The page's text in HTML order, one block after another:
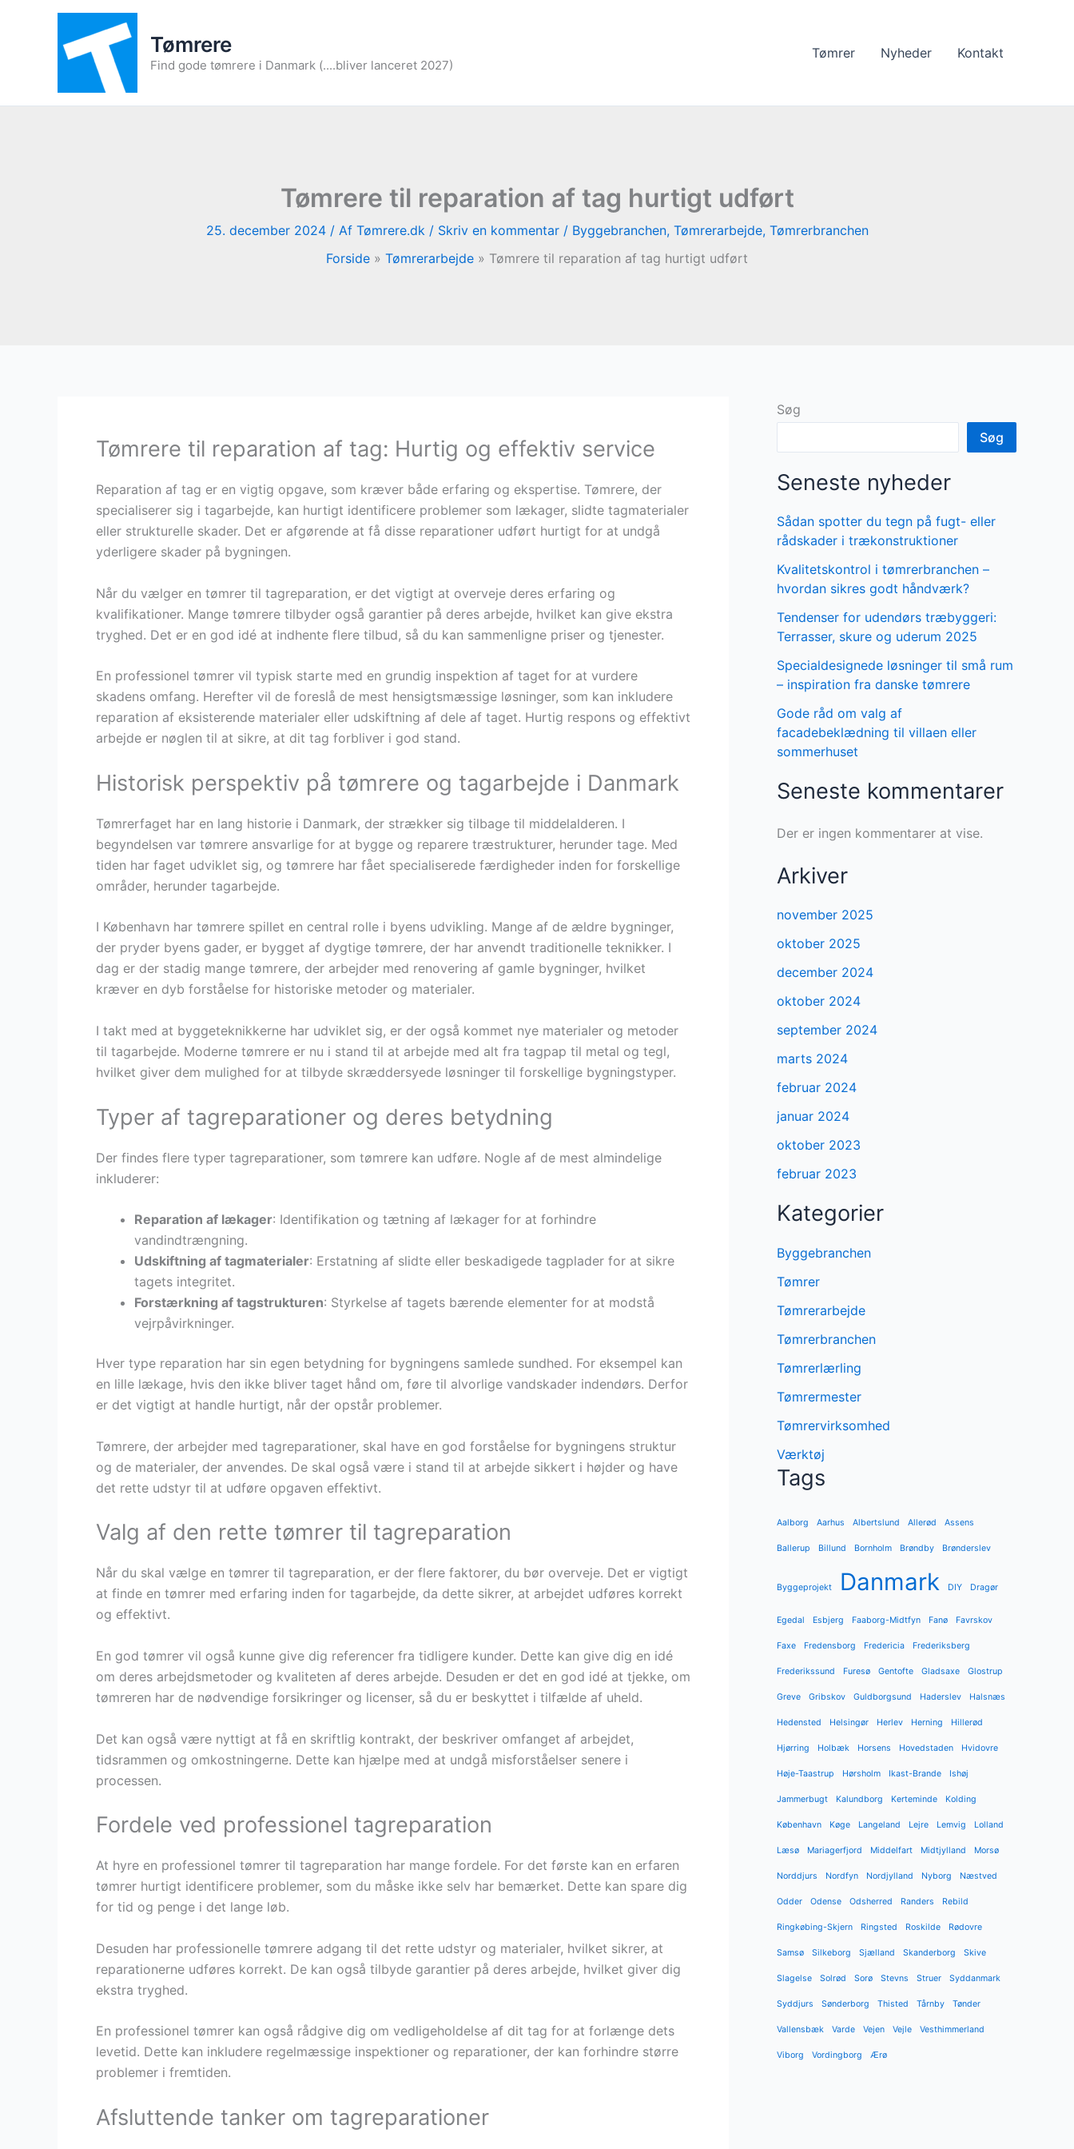
Tømrere
Find gode tømrere i Danmark (....bliver lanceret 2027)
Tømrer Nyheder Kontakt
Tømrere til reparation af tag hurtigt udført
25. december 2024 / Af Tømrere.dk / Skriv en kommentar / Byggebranchen, Tømrerarbejde, Tømrerbranchen
Forside
Tømrerarbejde Tømrere til reparation af tag hurtigt udført
Tømrere til reparation af tag: Hurtig og effektiv service
Reparation af tag er en vigtig opgave, som kræver både erfaring og ekspertise. Tømrere, der
specialiserer sig i tagarbejde, kan hurtigt identificere problemer som lækager, slidte tagmaterialer
eller strukturelle skader. Det er afgørende at få disse reparationer udført hurtigt for at undgå
yderligere skader på bygningen.
Når du vælger en tømrer til tagreparation, er det vigtigt at overveje deres erfaring og
kvalifikationer. Mange tømrere tilbyder også garantier på deres arbejde, hvilket kan give ekstra
tryghed. Det er en god idé at indhente flere tilbud, så du kan sammenligne priser og tjenester.
En professionel tømrer vil typisk starte med en grundig inspektion af taget for at vurdere
skadens omfang. Herefter vil de foreslå de mest hensigtsmæssige løsninger, som kan inkludere
reparation af eksisterende materialer eller udskiftning af dele af taget. Hurtig respons og effektivt
arbejde er nøglen til at sikre, at dit tag forbliver i god stand.
Historisk perspektiv på tømrere og tagarbejde i Danmark
Tømrerfaget har en lang historie i Danmark, der strækker sig tilbage til middelalderen. I
begyndelsen var tømrere ansvarlige for at bygge og reparere træstrukturer, herunder tage. Med
tiden har faget udviklet sig, og tømrere har fået specialiserede færdigheder inden for forskellige
områder, herunder tagarbejde.
I København har tømrere spillet en central rolle i byens udvikling. Mange af de ældre bygninger,
der pryder byens gader, er bygget af dygtige tømrere, der har anvendt traditionelle teknikker. I
dag er der stadig mange tømrere, der arbejder med renovering af gamle bygninger, hvilket
kræver en dyb forståelse for historiske metoder og materialer.
I takt med at byggeteknikkerne har udviklet sig, er der også kommet nye materialer og metoder
til tagarbejde. Moderne tømrere er nu i stand til at arbejde med alt fra tagpap til metal og tegl,
hvilket giver dem mulighed for at tilbyde skræddersyede løsninger til forskellige bygningstyper.
Typer af tagreparationer og deres betydning
Der findes flere typer tagreparationer, som tømrere kan udføre. Nogle af de mest almindelige
inkluderer:
Reparation af lækager: Identifikation og tætning af lækager for at forhindre
vandindtrængning.
Udskiftning af tagmaterialer: Erstatning af slidte eller beskadigede tagplader for at sikre
tagets integritet.
Forstærkning af tagstrukturen: Styrkelse af tagets bærende elementer for at modstå
vejrpåvirkninger.
Hver type reparation har sin egen betydning for bygningens samlede sundhed. For eksempel kan
en lille lækage, hvis den ikke bliver taget hånd om, føre til alvorlige vandskader indendørs. Derfor
er det vigtigt at handle hurtigt, når der opstår problemer.
Tømrere, der arbejder med tagreparationer, skal have en god forståelse for bygningens struktur
og de materialer, der anvendes. De skal også være i stand til at arbejde sikkert i højder og have
det rette udstyr til at udføre opgaven effektivt.
Valg af den rette tømrer til tagreparation
Når du skal vælge en tømrer til tagreparation, er der flere faktorer, du bør overveje. Det er vigtigt
at finde en tømrer med erfaring inden for tagarbejde, da dette sikrer, at arbejdet udføres korrekt
og effektivt.
En god tømrer vil også kunne give dig referencer fra tidligere kunder. Dette kan give dig en idé
om deres arbejdsmetoder og kvaliteten af deres arbejde. Desuden er det en god idé at tjekke, om
tømreren har de nødvendige forsikringer og licenser, så du er beskyttet i tilfælde af uheld.
Det kan også være nyttigt at få en skriftlig kontrakt, der beskriver omfanget af arbejdet,
tidsrammen og omkostningerne. Dette kan hjælpe med at undgå misforståelser senere i
processen.
Fordele ved professionel tagreparation
At hyre en professionel tømrer til tagreparation har mange fordele. For det første kan en erfaren
tømrer hurtigt identificere problemer, som du måske ikke selv har bemærket. Dette kan spare dig
for tid og penge i det lange løb.
Desuden har professionelle tømrere adgang til det rette udstyr og materialer, hvilket sikrer, at
reparationerne udføres korrekt. De kan også tilbyde garantier på deres arbejde, hvilket giver dig
ekstra tryghed.
En professionel tømrer kan også rådgive dig om vedligeholdelse af dit tag for at forlænge dets
levetid. Dette kan inkludere regelmæssige inspektioner og reparationer, der kan forhindre større
problemer i fremtiden.
Afsluttende tanker om tagreparationer
Søg
Søg
Seneste nyheder
Sådan spotter du tegn på fugt- eller
rådskader i trækonstruktioner
Kvalitetskontrol i tømrerbranchen –
hvordan sikres godt håndværk?
Tendenser for udendørs træbyggeri:
Terrasser, skure og uderum 2025
Specialdesignede løsninger til små rum
– inspiration fra danske tømrere
Gode råd om valg af
facadebeklædning til villaen eller
sommerhuset
Seneste kommentarer
Der er ingen kommentarer at vise.
Arkiver
november 2025
oktober 2025
december 2024
oktober 2024
september 2024
marts 2024
februar 2024
januar 2024
oktober 2023
februar 2023
Kategorier
Byggebranchen
Tømrer
Tømrerarbejde
Tømrerbranchen
Tømrerlærling
Tømrermester
Tømrervirksomhed
Værktøj
Tags
Aalborg Aarhus Albertslund Allerød Assens
Ballerup Billund Bornholm Brøndby Brønderslev
Byggeprojekt Danmark DIY Dragør
Egedal Esbjerg Faaborg-Midtfyn Fanø Favrskov
Faxe Fredensborg Fredericia Frederiksberg
Frederikssund Furesø Gentofte Gladsaxe Glostrup
Greve Gribskov Guldborgsund Haderslev Halsnæs
Hedensted Helsingør Herlev Herning Hillerød
Hjørring Holbæk Horsens Hovedstaden Hvidovre
Høje-Taastrup Hørsholm Ikast-Brande Ishøj
Jammerbugt Kalundborg Kerteminde Kolding
København Køge Langeland Lejre Lemvig Lolland
Læsø Mariagerfjord Middelfart Midtjylland Morsø
Norddjurs Nordfyn Nordjylland Nyborg Næstved
Odder Odense Odsherred Randers Rebild
Ringkøbing-Skjern Ringsted Roskilde Rødovre
Samsø Silkeborg Sjælland Skanderborg Skive
Slagelse Solrød Sorø Stevns Struer Syddanmark
Syddjurs Sønderborg Thisted Tårnby Tønder
Vallensbæk Varde Vejen Vejle Vesthimmerland
Viborg Vordingborg Ærø